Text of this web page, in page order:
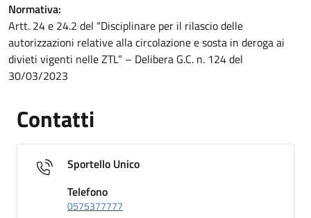
Normativa:
Artt. 24 e 24.2 del “Disciplinare per il rilascio delle
autorizzazioni relative alla circolazione e sosta in deroga ai
divieti vigenti nelle ZTL” – Delibera G.C. n. 124 del
30/03/2023
Contatti
Sportello Unico
Telefono
0575377777